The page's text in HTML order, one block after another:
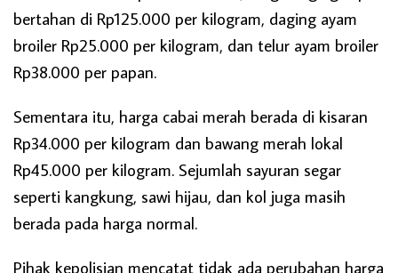
bertahan di Rp125.000 per kilogram, daging ayam
broiler Rp25.000 per kilogram, dan telur ayam broiler
Rp38.000 per papan.
Sementara itu, harga cabai merah berada di kisaran
Rp34.000 per kilogram dan bawang merah lokal
Rp45.000 per kilogram. Sejumlah sayuran segar
seperti kangkung, sawi hijau, dan kol juga masih
berada pada harga normal.
Pihak kepolisian mencatat tidak ada perubahan harga